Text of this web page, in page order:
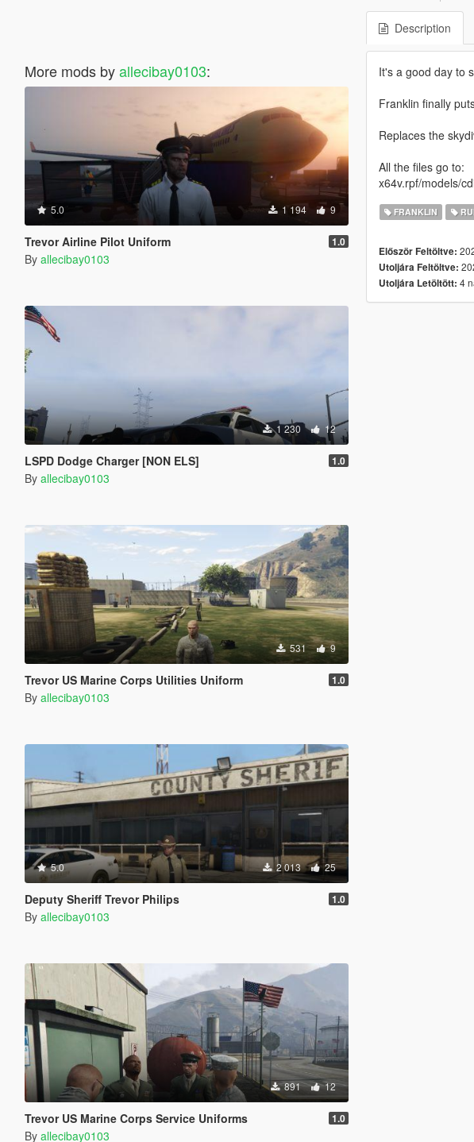
More mods byallecibay0103:
5.0 1 194 9
Trevor Airline Pilot Uniform 1.0
By allecibay0103
1 230 12
LSPD Dodge Charger [NON ELS] 1.0
By allecibay0103
531 9
Trevor US Marine Corps Utilities Uniform 1.0
By allecibay0103
5.0 2 013 25
Deputy Sheriff Trevor Philips 1.0
By allecibay0103
891 12
Trevor US Marine Corps Service Uniforms 1.0
By allecibay0103
Description
It's a good day to
Franklin finally
Replaces the
All the files go to:
x64v.rpf/models/
FRANKLIN
Először Feltöltve:
Utoljára Feltöltve:
Utoljára Letöltött: 4